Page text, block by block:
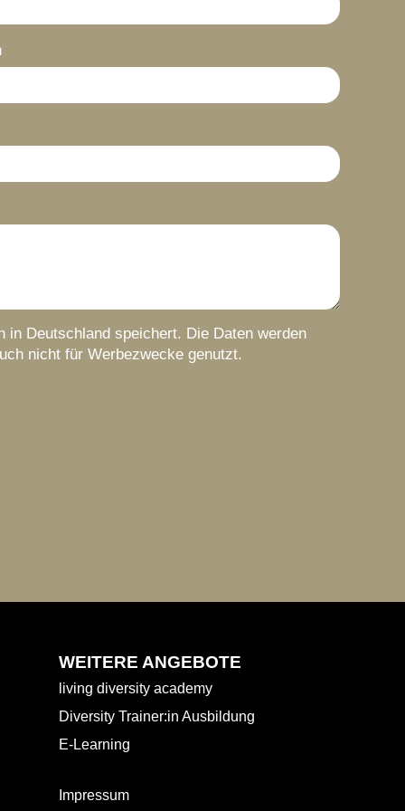
Deutschland speichert. Die Daten werden
nicht für Werbezwecke genutzt.
WEITERE ANGEBOTE
living diversity academy
Diversity Trainer:in Ausbildung
E-Learning
Impressum